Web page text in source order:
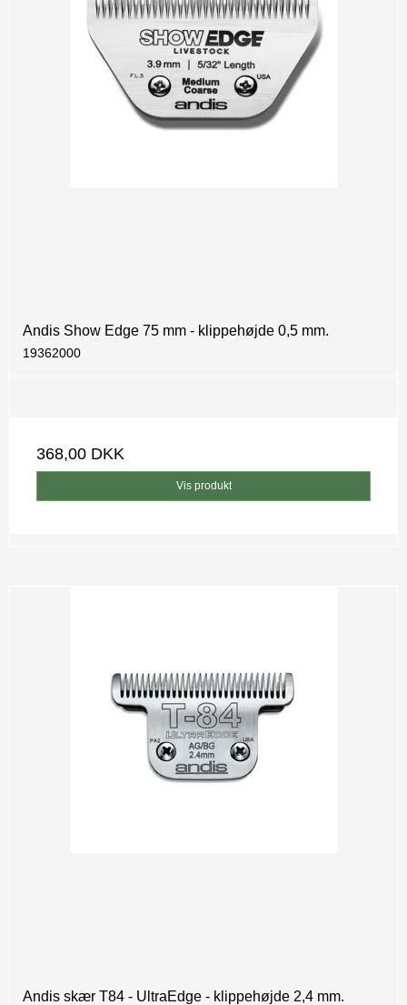
Andis Show Edge 75 mm - klippehøjde 0,5 mm.
19362000
368,00 DKK
Vis produkt
Andis skær T84 - UltraEdge - klippehøjde 2,4 mm.